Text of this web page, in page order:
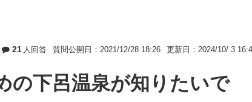
21 人回答 質問公開日：2021/12/28 18:26 更新日：2024/10/ 3
の下呂温泉が知りたいで